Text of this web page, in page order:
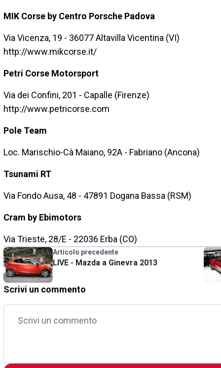
MIK Corse by Centro Porsche Padova
Via Vicenza, 19 - 36077 Altavilla Vicentina (VI)
http://www.mikcorse.it/
Petri Corse Motorsport
Via dei Confini, 201 - Capalle (Firenze)
http://www.petricorse.com
Pole Team
Loc. Marischio-Cà Maiano, 92A - Fabriano (Ancona)
Tsunami RT
Via Fondo Ausa, 48 - 47891 Dogana Bassa (RSM)
Cram by Ebimotors
Via Trieste, 28/E - 22036 Erba (CO)
Articolo precedente
LIVE - Mazda a Ginevra 2013
Scrivi un commento